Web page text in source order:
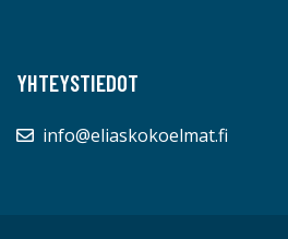
YHTEYSTIEDOT
info@eliaskokoelmat.fi